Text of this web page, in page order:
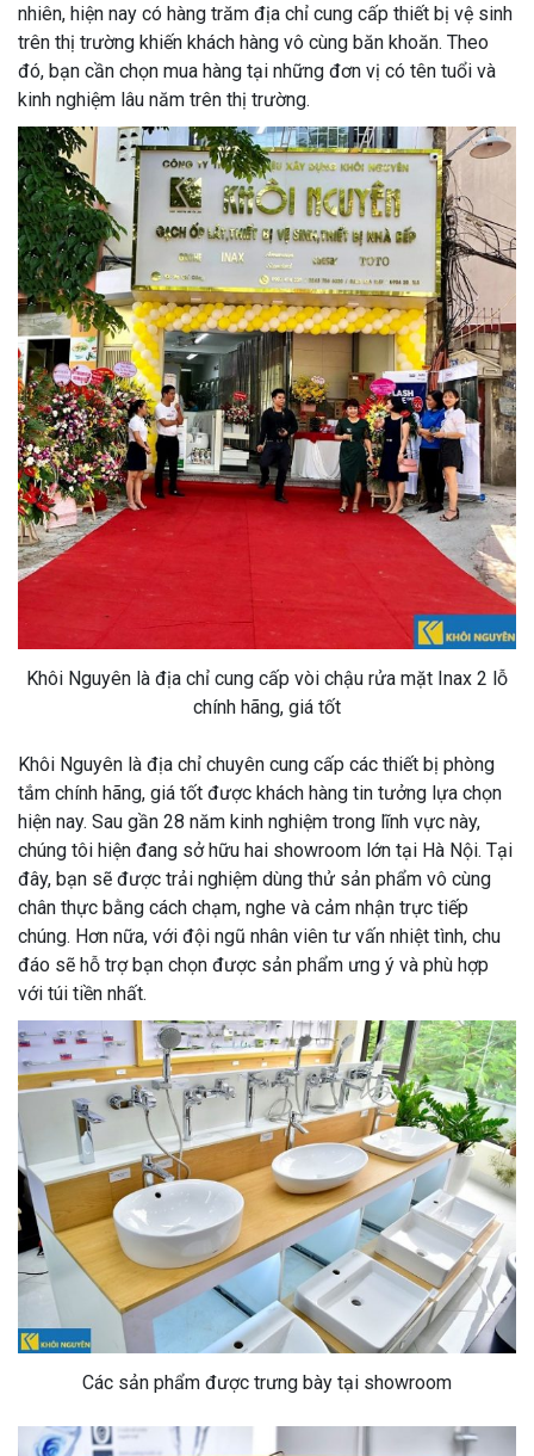
nhiên, hiện nay có hàng trăm địa chỉ cung cấp thiết bị vệ sinh
trên thị trường khiến khách hàng vô cùng băn khoăn. Theo
đó, bạn cần chọn mua hàng tại những đơn vị có tên tuổi và
kinh nghiệm lâu năm trên thị trường.
Khôi Nguyên là địa chỉ cung cấp vòi chậu rửa mặt Inax 2 lỗ
chính hãng, giá tốt
Khôi Nguyên là địa chỉ chuyên cung cấp các thiết bị phòng
tắm chính hãng, giá tốt được khách hàng tin tưởng lựa chọn
hiện nay. Sau gần 28 năm kinh nghiệm trong lĩnh vực này,
chúng tôi hiện đang sở hữu hai showroom lớn tại Hà Nội. Tại
đây, bạn sẽ được trải nghiệm dùng thử sản phẩm vô cùng
chân thực bằng cách chạm, nghe và cảm nhận trực tiếp
chúng. Hơn nữa, với đội ngũ nhân viên tư vấn nhiệt tình, chu
đáo sẽ hỗ trợ bạn chọn được sản phẩm ưng ý và phù hợp
với túi tiền nhất.
Các sản phẩm được trưng bày tại showroom